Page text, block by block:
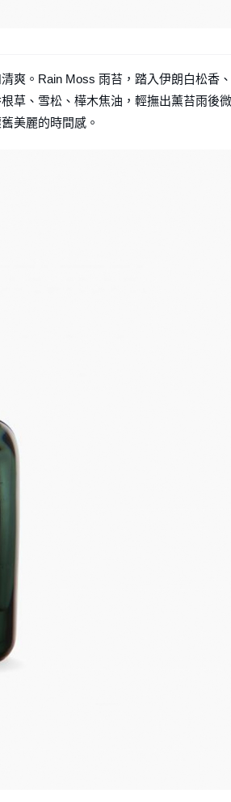
爽。Rain Moss 雨苔，踏入伊朗白松香、
草、雪松、樺木焦油，輕撫出薰苔雨後微
美麗的時間感。